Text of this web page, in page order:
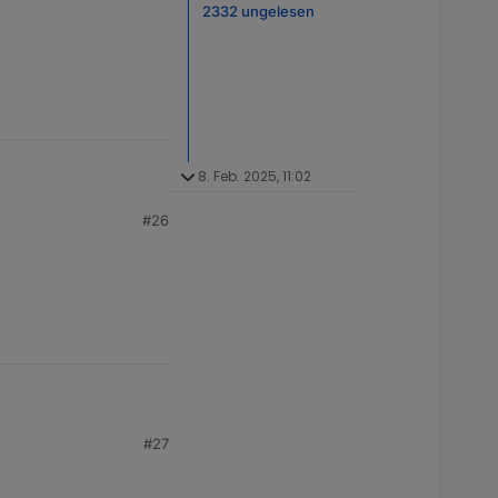
#26
#27
2332 ungelesen
8. Feb. 2025, 11:02